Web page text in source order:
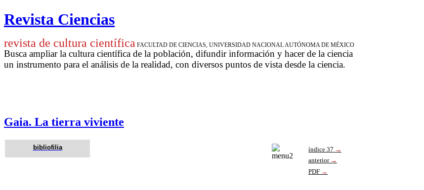
Revista Ciencias
revista de cultura científica FACULTAD DE CIENCIAS, UNIVERSIDAD NACIONAL AUTÓNOMA DE MÉXICO
Busca ampliar la cultura científica de la población, difundir información y hacer de la ciencia
un instrumento para el análisis de la realidad, con diversos puntos de vista desde la ciencia.
Gaia. La tierra viviente
bibliofilia índice 37 →
anterior →
PDF →